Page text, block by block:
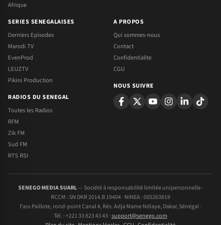
Afrique
SERIES SENEGALAISES
Derniers Episodes
Marodi TV
EvenProd
LEUZTV
Pikini Production
RADIOS DU SENEGAL
Toutes les Radios
RFM
Zik FM
Sud FM
RTS RSI
A PROPOS
Qui sommes-nous
Contact
Confidentialite
CGU
NOUS SUIVRE
SENEGO MEDIA SUARL— Société à responsabilité limitée unipersonnelle ·
RCCM : SN DKR 2014.B 19404 · NINEA : 005263819
Fass Paillote, rond-point Canal 4, Rés. Adja Mame Ndiaye, Dakar, Sénégal ·
Tél. : +221 33 823 43 43 ·support@senego.com